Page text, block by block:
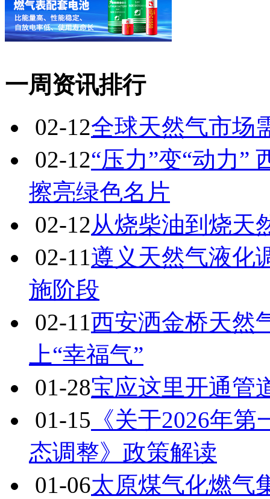
一周资讯排行
02-12全球天然气市场
02-12“压力”变“动力”
擦亮绿色名片
02-12从烧柴油到烧天
02-11遵义天然气液化
施阶段
02-11西安洒金桥天然
上“幸福气”
01-28宝应这里开通管
01-15 《关于2026年
态调整》政策解读
01-06太原煤气化燃气